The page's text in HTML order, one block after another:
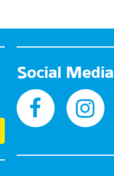
Social Media